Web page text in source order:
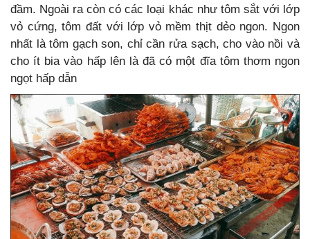
đầm. Ngoài ra còn có các loại khác như tôm sắt với lớp
vỏ cứng, tôm đất với lớp vỏ mềm thịt dẻo ngon. Ngon
nhất là tôm gạch son, chỉ cần rửa sạch, cho vào nồi và
cho ít bia vào hấp lên là đã có một đĩa tôm thơm ngon
ngọt hấp dẫn